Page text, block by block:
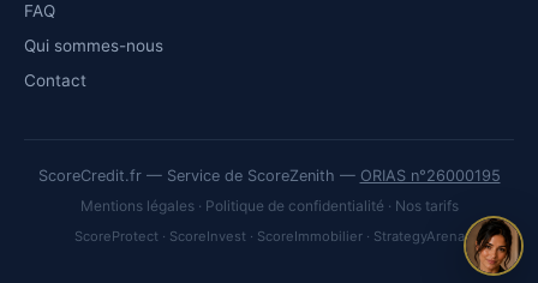
FAQ
Qui sommes-nous
Contact
ScoreCredit.fr — Service de ScoreZenith — ORIAS n°26000195
Mentions légales· Politique de confidentialité · Nos tarifs
ScoreProtect· ScoreInvest· ScoreImmobilier· StrategyArena